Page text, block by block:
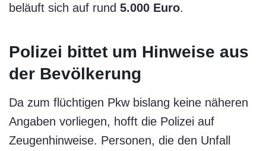
beläuft sich auf rund 5.000 Euro.
Polizei bittet um Hinweise aus
der Bevölkerung
Da zum flüchtigen Pkw bislang keine näheren
Angaben vorliegen, hofft die Polizei auf
Zeugenhinweise. Personen, die den Unfall